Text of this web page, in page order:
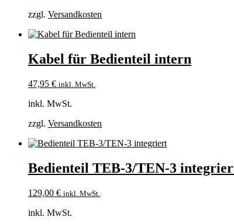
zzgl. Versandkosten
Kabel für Bedienteil intern
47,95 € inkl. MwSt.
inkl. MwSt.
zzgl. Versandkosten
Bedienteil TEB-3/TEN-3
129,00 € inkl. MwSt.
inkl. MwSt.